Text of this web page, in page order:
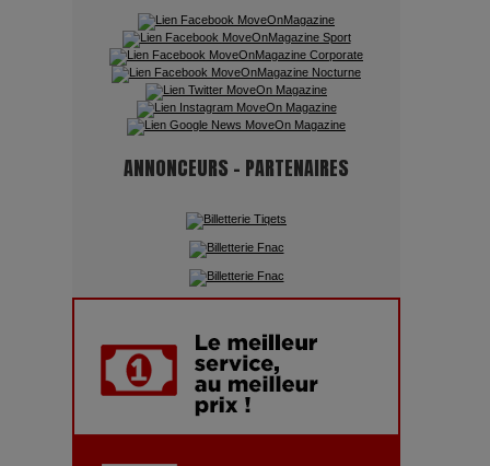
Quand l'Opéra Rencontre l'IA :
Lola Volonakis, l'Artiste du
Paradoxe qui Chante le Futur
pouvoir : une plongée dans un
futur troublant
Kazakhstan”, célèbre ses 30 ans
de carrière à la Salle Gaveau
ANNONCEURS - PARTENAIRES